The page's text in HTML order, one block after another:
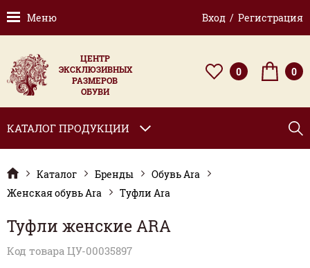
Меню Вход / Регистрация
ЦЕНТР
ЭКСКЛЮЗИВНЫХ
РАЗМЕРОВ
ОБУВИ
0 0
КАТАЛОГ ПРОДУКЦИИ
Каталог Бренды
Обувь Ara
Женская обувь Ara
Туфли Ara
Туфли женские ARA
Код товара ЦУ-00035897